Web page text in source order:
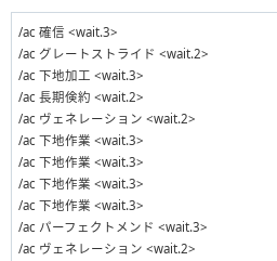
/ac 確信 <wait.3>
/ac グレートストライド <wait.2>
/ac 下地加工 <wait.3>
/ac 長期倹約 <wait.2>
/ac ヴェネレーション <wait.2>
/ac 下地作業 <wait.3>
/ac 下地作業 <wait.3>
/ac 下地作業 <wait.3>
/ac 下地作業 <wait.3>
/ac パーフェクトメンド <wait.3>
/ac ヴェネレーション <wait.2>